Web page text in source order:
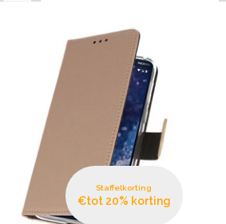
Staffelkorting
€tot 20% korting